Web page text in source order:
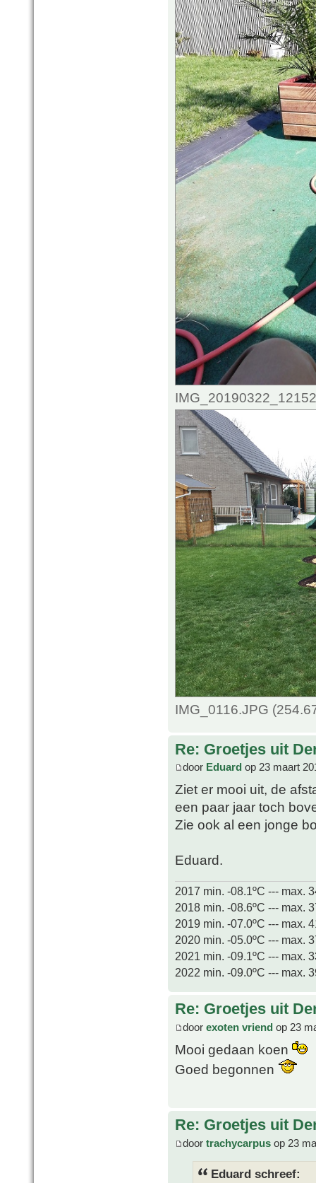
IMG_0116.JPG
Re: Groetjes uit
door Eduard op 23 maart
Ziet er mooi uit, de
een paar jaar toch
Zie ook al een jonge
Eduard.
2017 min. -08.1ºC --- max.
2018 min. -08.6ºC --- max.
2019 min. -07.0ºC --- max.
2020 min. -05.0ºC --- max.
2021 min. -09.1ºC --- max.
2022 min. -09.0ºC --- max.
Re: Groetjes uit
door exoten vriend op 23
Mooi gedaan koen
Goed begonnen
Re: Groetjes uit
door trachycarpus op 23
Eduard schreef: